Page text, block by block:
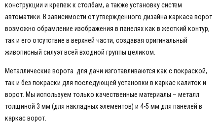
конструкции и крепеж к столбам, а также установку систем
автоматики. В зависимости от утвержденного дизайна каркаса ворот
возможно обрамление изображения в панелях как в жесткий контур,
так и его отсутствие в верхней части, создавая оригинальный
живописный силуэт всей входной группы целиком.
Металлические ворота для дачи изготавливаются как с покраской,
так и без покраски для последующей установки в каркас калиток и
ворот. Мы используем только качественные материалы – металл
толщиной 3 мм (для накладных элементов) и 4-5 мм для панелей в
каркас ворот.